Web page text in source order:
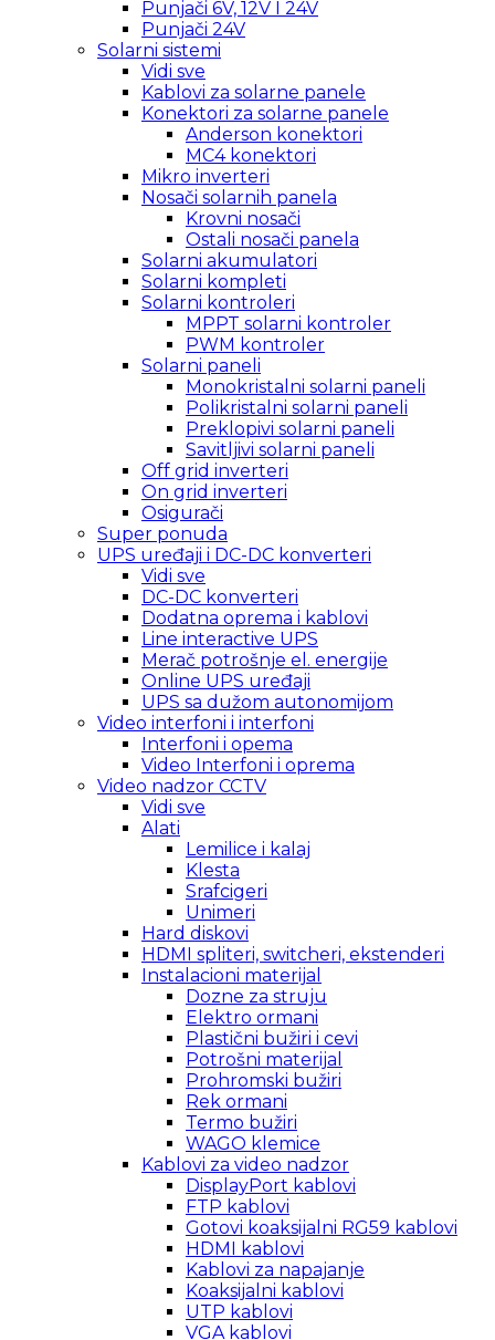
Punjači 6V, 12V I 24V
Punjači 24V
Solarni sistemi
Vidi sve
Kablovi za solarne panele
Konektori za solarne panele
Anderson konektori
MC4 konektori
Mikro inverteri
Nosači solarnih panela
Krovni nosači
Ostali nosači panela
Solarni akumulatori
Solarni kompleti
Solarni kontroleri
MPPT solarni kontroler
PWM kontroler
Solarni paneli
Monokristalni solarni paneli
Polikristalni solarni paneli
Preklopivi solarni paneli
Savitljivi solarni paneli
Off grid inverteri
On grid inverteri
Osigurači
Super ponuda
UPS uređaji i DC-DC konverteri
Vidi sve
DC-DC konverteri
Dodatna oprema i kablovi
Line interactive UPS
Merač potrošnje el. energije
Online UPS uređaji
UPS sa dužom autonomijom
Video interfoni i interfoni
Interfoni i opema
Video Interfoni i oprema
Video nadzor CCTV
Vidi sve
Alati
Lemilice i kalaj
Klesta
Srafcigeri
Unimeri
Hard diskovi
HDMI spliteri, switcheri, ekstenderi
Instalacioni materijal
Dozne za struju
Elektro ormani
Plastični bužiri i cevi
Potrošni materijal
Prohromski bužiri
Rek ormani
Termo bužiri
WAGO klemice
Kablovi za video nadzor
DisplayPort kablovi
FTP kablovi
Gotovi koaksijalni RG59 kablovi
HDMI kablovi
Kablovi za napajanje
Koaksijalni kablovi
UTP kablovi
VGA kablovi